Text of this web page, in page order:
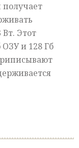
получает
Этот
и 128 Гб